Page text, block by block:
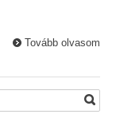
Tovább olvasom